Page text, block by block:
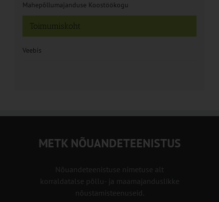
Toimumiskoht
Veebis
Mahepõllumajanduse Koostöökogu
METK NÕUANDETEENISTUS
Nõuandeteenistuse nimetuse alt
korraldatalse põllu- ja maamajanduslikke
nõustamisteenuseid.